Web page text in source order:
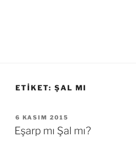
ETIKET: ŞAL MI
YAYIM
TARIHI
6 KASIM 2015
Eşarp mı Şal mı?